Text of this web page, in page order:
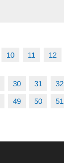
10 11 12
30 31 32
49 50 51